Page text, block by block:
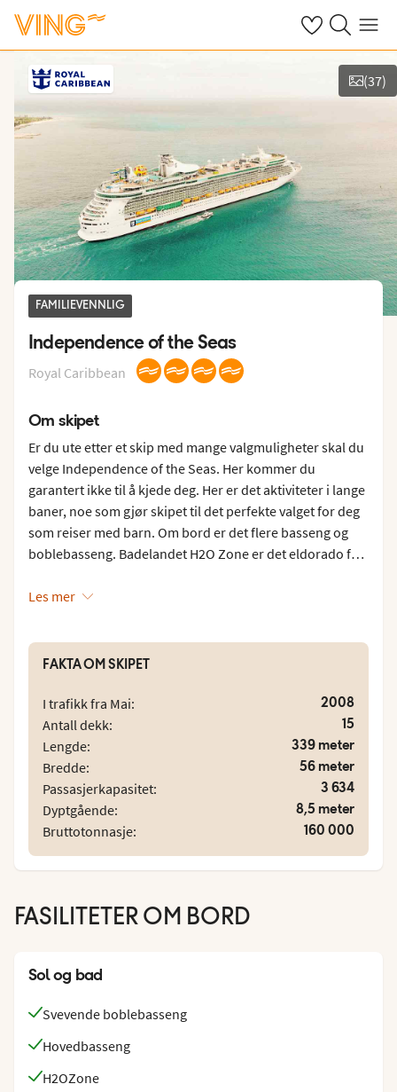
Se dine sparte
Søk påMeny
Vis bilder
(37)
FAMILIEVENNLIG
Independence of the Seas
Royal Caribbean
Om skipet
Er du ute etter et skip med mange valgmuligheter skal du
velge Independence of the Seas. Her kommer du
garantert ikke til å kjede deg. Her er det aktiviteter i lange
baner, noe som gjør skipet til det perfekte valget for deg
som reiser med barn. Om bord er det flere basseng og
boblebasseng. Badelandet H2O Zone er det eldorado for
og en surfesimulator. I løpet av timene ute på havet kan
noen golfballer i golfsimulatoren eller shoppe langs
shoppinggaten Royale Promenade.
Restaurantene og barene om bord er mange. Her kan du
enkelt finne din favoritt og variasjonen er stor, alt fra
italiensk og à la carte til asiatisk og grillet. Når søtsuget
melder seg kan du besøke Ben & Jerry's iskrembar og
flere forskjellige cafeer å velge mellom. På kveldstid er
det et stort underholdningstilbud. Gå på kino eller teater,
besøk casinoet eller ta en dans på nattklubben. For de litt
yngre er det både barne- og ungdomsklubb og et
tenåringsdisko.
Les mer
FAKTA OM SKIPET
I trafikk fra Mai: 2008
Antall dekk: 15
Lengde: 339 meter
Bredde: 56 meter
Passasjerkapasitet: 3 634
Dyptgående: 8,5 meter
Bruttotonnasje: 160 000
FASILITETER OM BORD
Sol og bad
Svevende boblebasseng
Hovedbasseng
H2OZone